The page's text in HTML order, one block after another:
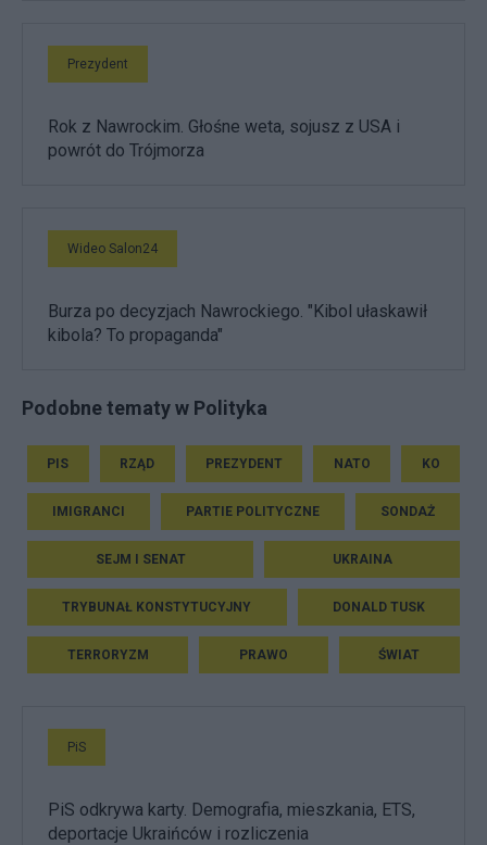
Prezydent
Rok z Nawrockim. Głośne weta, sojusz z USA i
powrót do Trójmorza
Wideo Salon24
Burza po decyzjach Nawrockiego. "Kibol ułaskawił
kibola? To propaganda"
Podobne tematy w Polityka
PIS RZĄD PREZYDENT NATO KO
IMIGRANCI PARTIE POLITYCZNE SONDAŻ
SEJM I SENAT UKRAINA
TRYBUNAŁ KONSTYTUCYJNY DONALD TUSK
TERRORYZM PRAWO ŚWIAT
PiS
PiS odkrywa karty. Demografia, mieszkania, ETS,
deportacje Ukraińców i rozliczenia